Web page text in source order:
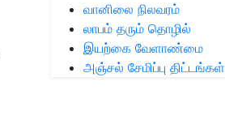
வானிலை நிலவரம்
லாபம் தரும் தொழில்
இயற்கை வேளாண்மை
அஞ்சல் சேமிப்பு திட்டங்கள்